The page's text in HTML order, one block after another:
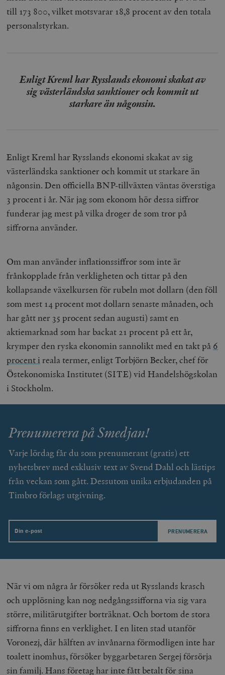
till 173 800, vilket motsvarar 18,8 procent av den totala
personalstyrkan.
Enligt Kreml har Rysslands ekonomi skakat av
sig västerländska sanktioner och kommit ut
starkare än någonsin.
Enligt Kreml har Rysslands ekonomi skakat av sig
västerländska sanktioner och kommit ut starkare än
någonsin. Den officiella BNP-tillväxten väntas överstiga
3 procent i år. När jag som ekonom hör dessa siffror
funderar jag mest på vilka droger de som tror på
siffrorna använder.
Om man använder inflationssiffror som inte är
frånkopplade från verkligheten och tittar på den
kollapsande växelkursen för rubeln mot dollarn (den föll
som mest 14 procent mot dollarn senaste månaden, och
har gått ner 35 procent sedan augusti) samt en
aktiemarknad som har backat 21 procent på ett år,
krymper den ryska ekonomin sannolikt med en takt på 6
procent ireala termer, enligt Torbjörn Becker, chef för
Östekonomiska Institutet (SITE) vid Handelshögskolan
i Stockholm.
Prenumerera på Smedjan!
Varje lördag får du som prenumerant (gratis) ett
nyhetsbrev med exklusiv text av Svend Dahl och lästips
från veckan som gått. Dessutom unika erbjudanden på
Timbro förlags utgivning.
Email
När vi om några år försöker reda ut Rysslands krasch
och upplösning kan nog nedgångssifforna via sig vara
större, militärutgifter borträknat. Och bortom de stora
siffrorna finns en verklighet. I en liten stad utanför
Voronezj, där hälften av invånarna förmodligen inte har
toalett inomhus, försöker byggarbetaren Sergej försörja
sin familj. Hans företag har inte fått betalt för sina